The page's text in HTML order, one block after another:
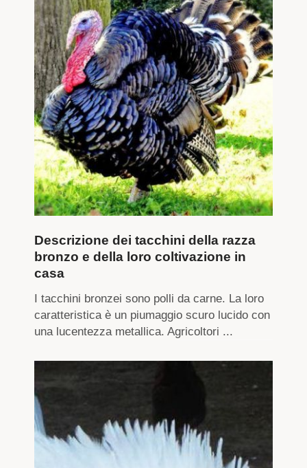
Descrizione dei tacchini della razza
bronzo e della loro coltivazione in
casa
I tacchini bronzei sono polli da carne. La loro
caratteristica è un piumaggio scuro lucido con
una lucentezza metallica. Agricoltori ...